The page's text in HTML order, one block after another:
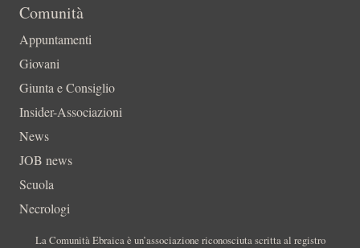
Comunità
Appuntamenti
Giovani
Giunta e Consiglio
Insider-Associazioni
News
JOB news
Scuola
Necrologi
La Comunità Ebraica è un’associazione riconosciuta scritta al registro